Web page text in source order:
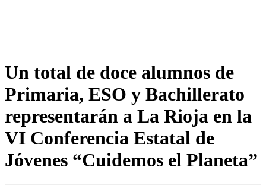
Un total de doce alumnos de
Primaria, ESO y Bachillerato
representarán a La Rioja en la
VI Conferencia Estatal de
Jóvenes “Cuidemos el Planeta”